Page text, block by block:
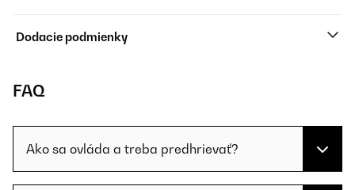
Dodacie podmienky
FAQ
Ako sa ovláda a treba predhrievať?